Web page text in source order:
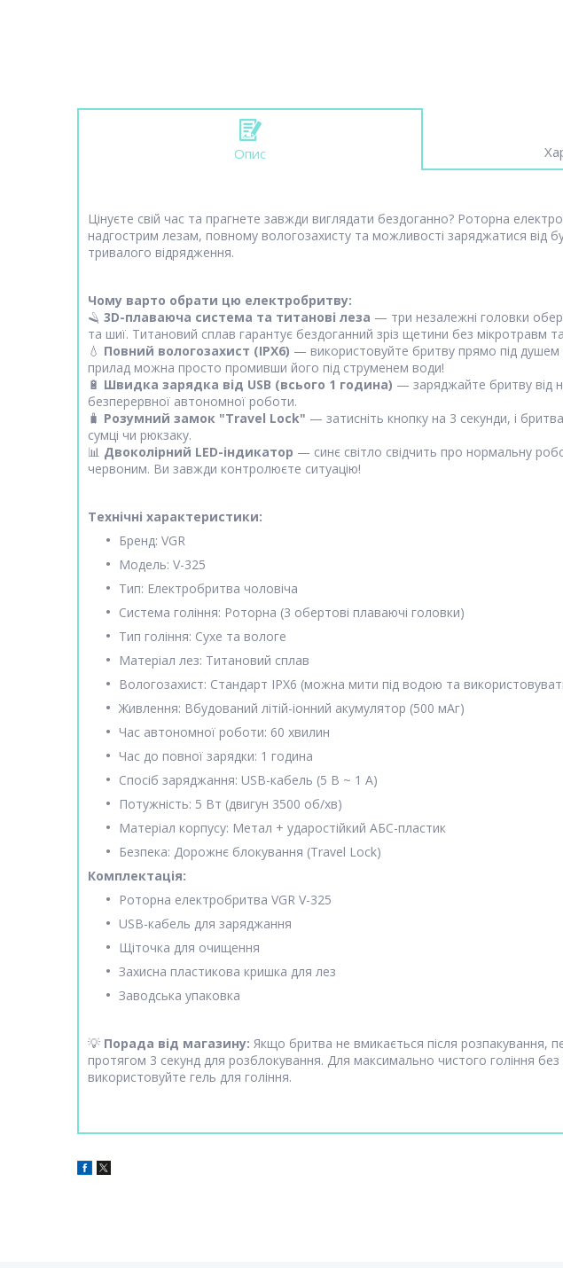
Опис
Цінуєте свій час та прагнете завжди виглядати бездоганно? Роторна
надгострим лезам, повному вологозахисту та можливості заряджатися від
тривалого відрядження.
Чому варто обрати цю електробритву:
🪒 3D-плаваюча система та титанові леза — три незалежні головки
та шиї. Титановий сплав гарантує бездоганний зріз щетини без мікротравм
💧 Повний вологозахист (IPX6) — використовуйте бритву прямо під душем
прилад можна просто промивши його під струменем води!
🔋 Швидка зарядка від USB (всього 1 година) — заряджайте бритву від
безперервної автономної роботи.
🧳 Розумний замок "Travel Lock" — затисніть кнопку на 3 секунди, і
сумці чи рюкзаку.
📊 Двоколірний LED-індикатор — синє світло свідчить про нормальну
червоним. Ви завжди контролюєте ситуацію!
Технічні характеристики:
Бренд: VGR
Модель: V-325
Тип: Електробритва чоловіча
Система гоління: Роторна (3 обертові плаваючі головки)
Тип гоління: Сухе та вологе
Матеріал лез: Титановий сплав
Вологозахист: Стандарт IPX6 (можна мити під водою та
Живлення: Вбудований літій-іонний акумулятор (500 мАг)
Час автономної роботи: 60 хвилин
Час до повної зарядки: 1 година
Спосіб заряджання: USB-кабель (5 В ~ 1 А)
Потужність: 5 Вт (двигун 3500 об/хв)
Матеріал корпусу: Метал + ударостійкий АБС-пластик
Безпека: Дорожнє блокування (Travel Lock)
Комплектація:
Роторна електробритва VGR V-325
USB-кабель для заряджання
Щіточка для очищення
Захисна пластикова кришка для лез
Заводська упаковка
💡 Порада від магазину: Якщо бритва не вмикається після розпакування,
протягом 3 секунд для розблокування. Для максимально чистого гоління
використовуйте гель для гоління.